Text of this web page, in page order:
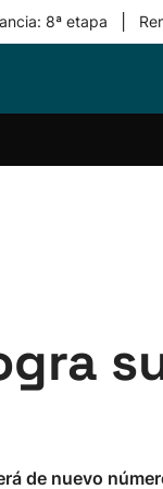
8ª etapa
de nuevo